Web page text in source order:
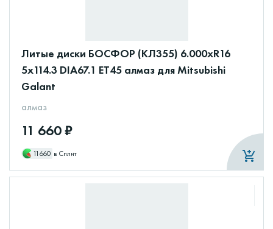
Литые диски БОСФОР (КЛ355) 6.000xR16
5x114.3 DIA67.1 ET45 алмаз для Mitsubishi
Galant
алмаз
11 660 ₽
11660 в Сплит